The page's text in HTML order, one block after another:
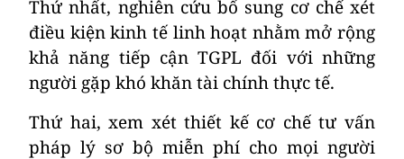
Thứ nhất, nghiên cứu bổ sung cơ chế xét
điều kiện kinh tế linh hoạt nhằm mở rộng
khả năng tiếp cận TGPL đối với những
người gặp khó khăn tài chính thực tế.
Thứ hai, xem xét thiết kế cơ chế tư vấn
pháp lý sơ bộ miễn phí cho mọi người